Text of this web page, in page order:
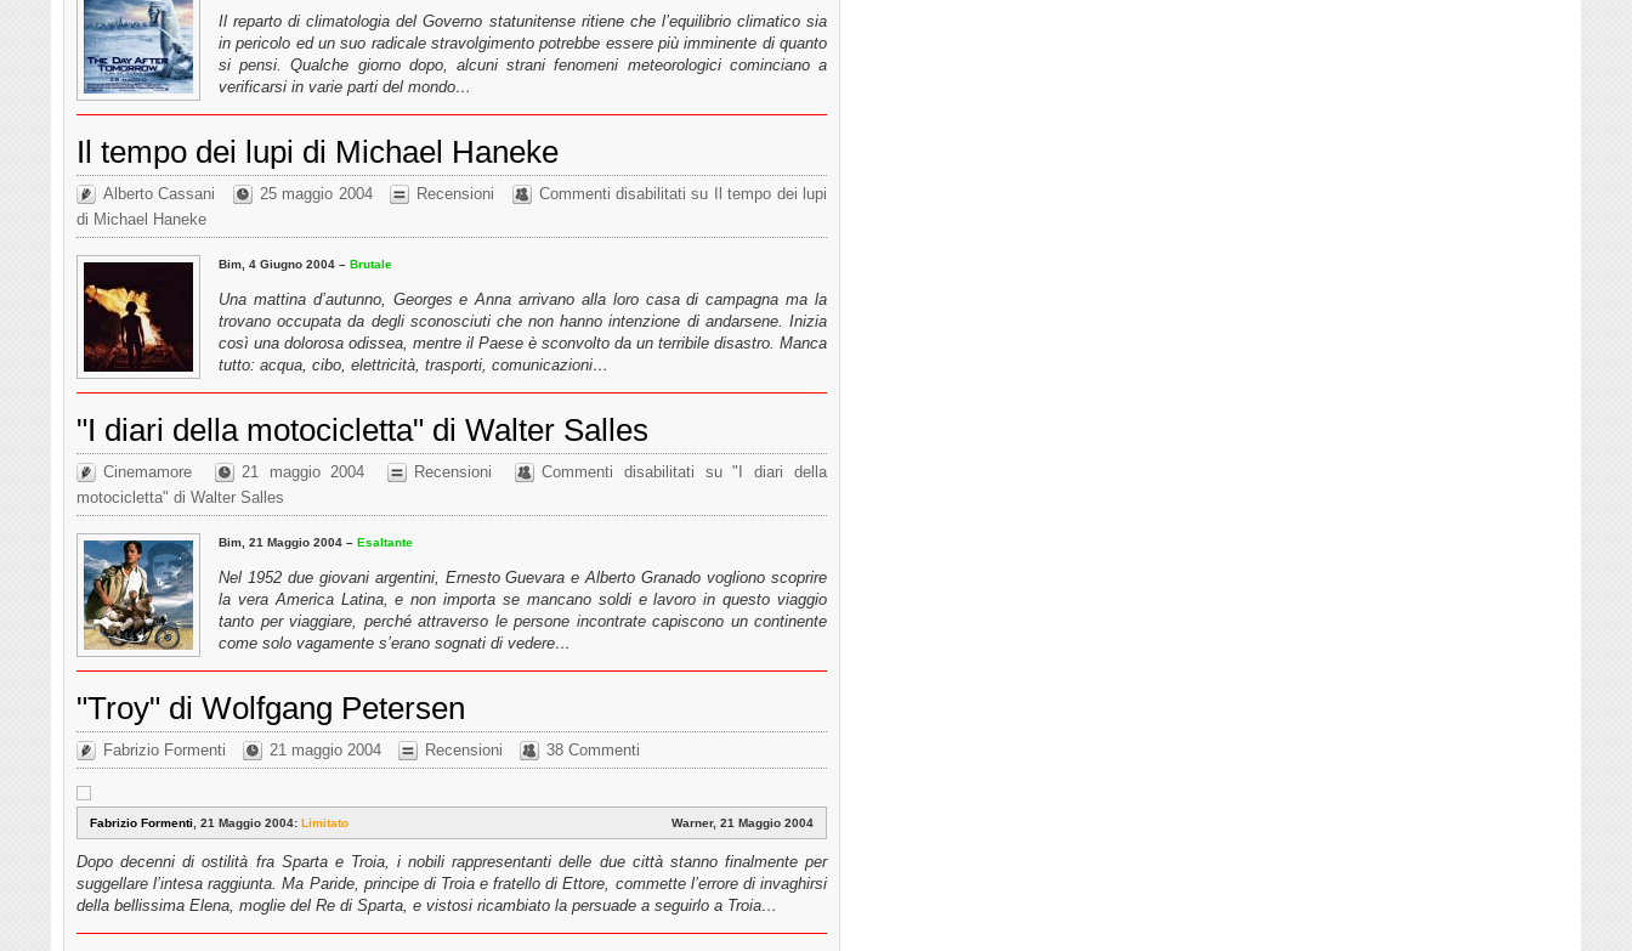
Il reparto di climatologia del Governo statunitense ritiene che l’equilibrio climatico sia
in pericolo ed un suo radicale stravolgimento potrebbe essere più imminente di quanto
si pensi. Qualche giorno dopo, alcuni strani fenomeni meteorologici cominciano a
verificarsi in varie parti del mondo…
Il tempo dei lupi di Michael Haneke
Alberto Cassani 25 maggio 2004 Recensioni Commenti disabilitati su Il tempo dei lupi
di Michael Haneke
Bim, 4 Giugno 2004 – Brutale
Una mattina d’autunno, Georges e Anna arrivano alla loro casa di campagna ma la
trovano occupata da degli sconosciuti che non hanno intenzione di andarsene. Inizia
così una dolorosa odissea, mentre il Paese è sconvolto da un terribile disastro. Manca
tutto: acqua, cibo, elettricità, trasporti, comunicazioni…
"I diari della motocicletta" di Walter Salles
Cinemamore 21 maggio 2004 Recensioni Commenti disabilitati su "I diari della
motocicletta" di Walter Salles
Bim, 21 Maggio 2004 – Esaltante
Nel 1952 due giovani argentini, Ernesto Guevara e Alberto Granado vogliono scoprire
la vera America Latina, e non importa se mancano soldi e lavoro in questo viaggio
tanto per viaggiare, perché attraverso le persone incontrate capiscono un continente
come solo vagamente s’erano sognati di vedere…
"Troy" di Wolfgang Petersen
Fabrizio Formenti 21 maggio 2004 Recensioni 38 Commenti
Fabrizio Formenti , 21 Maggio 2004: Limitato Warner, 21 Maggio 2004
Dopo decenni di ostilità fra Sparta e Troia, i nobili rappresentanti delle due città stanno finalmente per
suggellare l’intesa raggiunta. Ma Paride, principe di Troia e fratello di Ettore, commette l’errore di invaghirsi
della bellissima Elena, moglie del Re di Sparta, e vistosi ricambiato la persuade a seguirlo a Troia…